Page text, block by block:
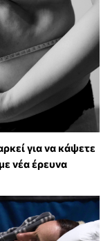
για να κάψετε
νέα έρευνα